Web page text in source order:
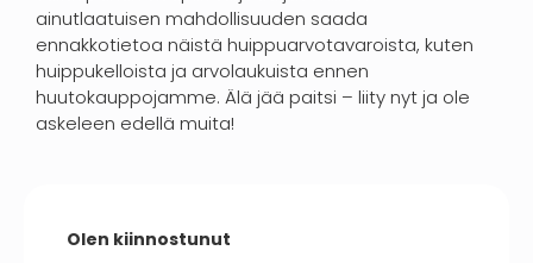
ainutlaatuisen mahdollisuuden saada
ennakkotietoa näistä huippuarvotavaroista, kuten
huippukelloista ja arvolaukuista ennen
huutokauppojamme. Älä jää paitsi – liity nyt ja ole
askeleen edellä muita!
Olen kiinnostunut